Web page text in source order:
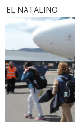
EL NATALINO